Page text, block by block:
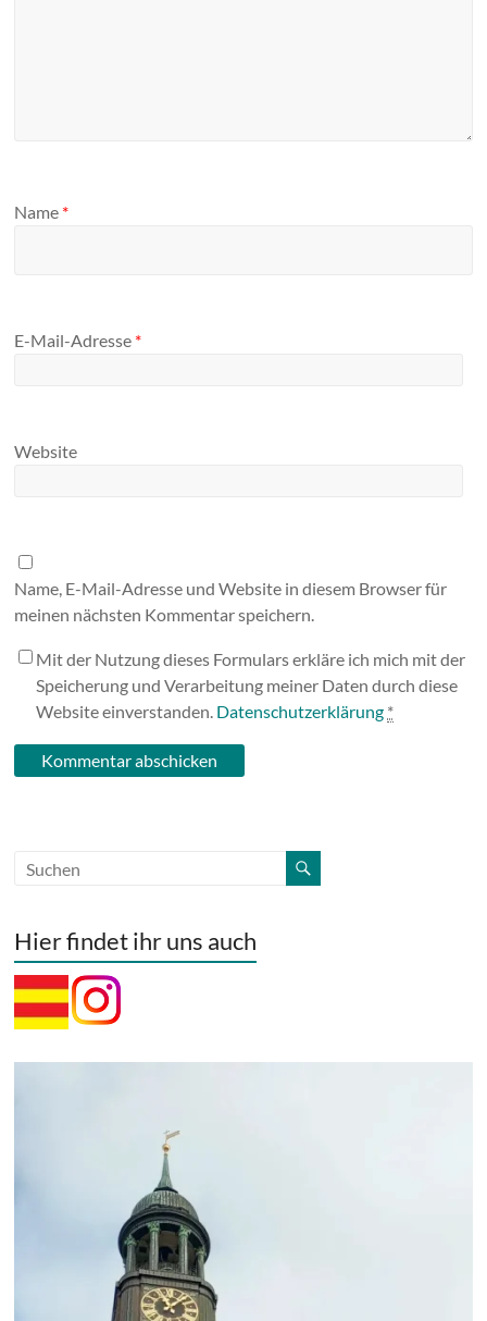
Name *
E-Mail-Adresse *
Website
Name, E-Mail-Adresse und Website in diesem Browser für
meinen nächsten Kommentar speichern.
Mit der Nutzung dieses Formulars erkläre ich mich mit der
Speicherung und Verarbeitung meiner Daten durch diese
Website einverstanden. Datenschutzerklärung *
Hier findet ihr uns auch